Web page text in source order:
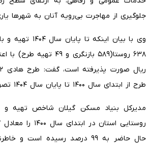
جلوگیری از مهاجرت بی‌رویه آنان به شهرها
وی با بیان اینکه
طرح از ابتدای سال ۱۴۰۰ تا پایان سال ۱۴۰۴ تصویب شد.
مدیرکل بنیاد مسکن گیلان شاخص تهیه و
حال حاضر به ۹۹ درصد رسیده است